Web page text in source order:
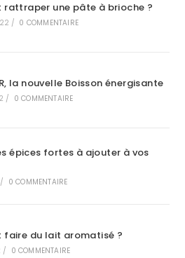
rattraper une pâte à brioche ?
/ 0 COMMENTAIRE
la nouvelle Boisson énergisante
/ 0 COMMENTAIRE
épices fortes à ajouter à vos
/ 0 COMMENTAIRE
faire du lait aromatisé ?
/ 0 COMMENTAIRE